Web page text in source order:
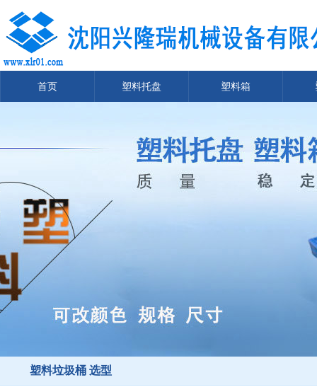
首页 塑料托盘 塑料箱
塑料垃圾桶 选型